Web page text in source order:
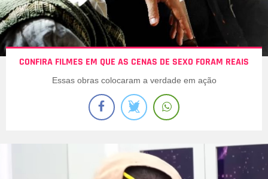
CONFIRA FILMES EM QUE AS CENAS DE SEXO FORAM REAIS
Essas obras colocaram a verdade em ação